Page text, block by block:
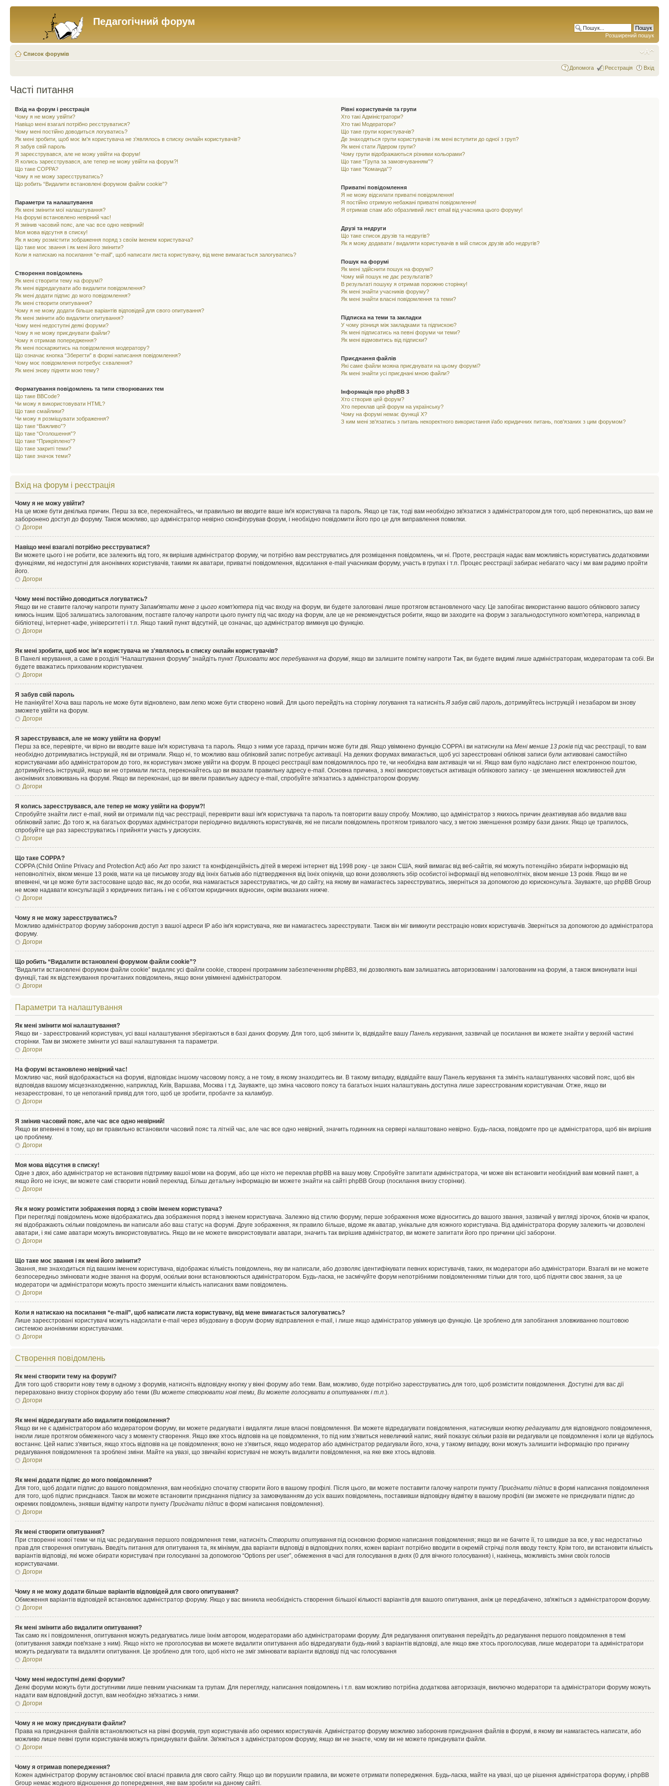
Педагогічний форум
Розширений пошук
Список форумів
Допомога Реєстрація Вхід
Часті питання
Вхід на форум і реєстрація
Чому я не можу увійти?
Навіщо мені взагалі потрібно реєструватися?
Чому мені постійно доводиться логуватись?
Як мені зробити, щоб моє ім'я користувача не з'являлось в списку онлайн користувачів?
Я забув свій пароль
Я зареєструвався, але не можу увійти на форум!
Я колись зареєструвався, але тепер не можу увійти на форум?!
Що таке COPPA?
Чому я не можу зареєструватись?
Що робить “Видалити встановлені форумом файли cookie”?
Параметри та налаштування
Як мені змінити мої налаштування?
На форумі встановлено невірний час!
Я змінив часовий пояс, але час все одно невірний!
Моя мова відсутня в списку!
Як я можу розмістити зображення поряд з своїм іменем користувача?
Що таке моє звання і як мені його змінити?
Коли я натискаю на посилання “e-mail”, щоб написати листа користувачу, від мене вимагається залогуватись?
Створення повідомлень
Як мені створити тему на форумі?
Як мені відредагувати або видалити повідомлення?
Як мені додати підпис до мого повідомлення?
Як мені створити опитування?
Чому я не можу додати більше варіантів відповідей для свого опитування?
Як мені змінити або видалити опитування?
Чому мені недоступні деякі форуми?
Чому я не можу приєднувати файли?
Чому я отримав попередження?
Як мені поскаржитись на повідомлення модератору?
Що означає кнопка “Зберегти” в формі написання повідомлення?
Чому моє повідомлення потребує схвалення?
Як мені знову підняти мою тему?
Форматування повідомлень та типи створюваних тем
Що таке BBCode?
Чи можу я використовувати HTML?
Що таке смайлики?
Чи можу я розміщувати зображення?
Що таке “Важливо”?
Що таке “Оголошення”?
Що таке “Прикріплено”?
Що таке закриті теми?
Що таке значок теми?
Рівні користувачів та групи
Хто такі Адміністратори?
Хто такі Модератори?
Що таке групи користувачів?
Де знаходяться групи користувачів і як мені вступити до одної з груп?
Як мені стати Лідером групи?
Чому групи відображаються різними кольорами?
Що таке “Група за замовчуванням”?
Що таке “Команда”?
Приватні повідомлення
Я не можу відсилати приватні повідомлення!
Я постійно отримую небажані приватні повідомлення!
Я отримав спам або образливий лист email від учасника цього форуму!
Друзі та недруги
Що таке список друзів та недругів?
Як я можу додавати / видаляти користувачів в мій список друзів або недругів?
Пошук на форумі
Як мені здійснити пошук на форумі?
Чому мій пошук не дає результатів?
В результаті пошуку я отримав порожню сторінку!
Як мені знайти учасників форуму?
Як мені знайти власні повідомлення та теми?
Підписка на теми та закладки
У чому різниця між закладками та підпискою?
Як мені підписатись на певні форуми чи теми?
Як мені відмовитись від підписки?
Приєднання файлів
Які саме файли можна приєднувати на цьому форумі?
Як мені знайти усі приєднані мною файли?
Інформація про phpBB 3
Хто створив цей форум?
Хто переклав цей форум на українську?
Чому на форумі немає функції X?
З ким мені зв'язатись з питань некоректного використання і/або юридичних питань, пов'язаних з цим форумом?
Вхід на форум і реєстрація
Чому я не можу увійти?
На це може бути декілька причин. Перш за все, переконайтесь, чи правильно ви вводите ваше ім'я користувача та пароль. Якщо це так, тоді вам необхідно зв'язатися з адміністратором для того, щоб переконатись, що вам не
заборонено доступ до форуму. Також можливо, що адміністратор невірно сконфігурував форум, і необхідно повідомити його про це для виправлення помилки.
Догори
Навіщо мені взагалі потрібно реєструватися?
Ви можете цього і не робити, все залежить від того, як вирішив адміністратор форуму, чи потрібно вам реєструватись для розміщення повідомлень, чи ні. Проте, реєстрація надає вам можливість користуватись додатковими
функціями, які недоступні для анонімних користувачів, такими як аватари, приватні повідомлення, відсилання e-mail учасникам форуму, участь в групах і т.п. Процес реєстрації забирає небагато часу і ми вам радимо пройти
його.
Догори
Чому мені постійно доводиться логуватись?
Якщо ви не ставите галочку напроти пункту Запам'ятати мене з цього комп'ютера під час входу на форум, ви будете залоговані лише протягом встановленого часу. Це запобігає використанню вашого облікового запису
кимось іншим. Щоб залишатись залогованим, поставте галочку напроти цього пункту під час входу на форум, але це не рекомендується робити, якщо ви заходите на форум з загальнодоступного комп'ютера, наприклад в
бібліотеці, інтернет-кафе, університеті і т.п. Якщо такий пункт відсутній, це означає, що адміністратор вимкнув цю функцію.
Догори
Як мені зробити, щоб моє ім'я користувача не з'являлось в списку онлайн користувачів?
В Панелі керування, а саме в розділі “Налаштування форуму” знайдіть пункт Приховати моє перебування на форумі, якщо ви залишите помітку напроти Так, ви будете видимі лише адміністраторам, модераторам та собі. Ви
будете вважатись прихованим користувачем.
Догори
Я забув свій пароль
Не панікуйте! Хоча ваш пароль не може бути відновлено, вам легко може бути створено новий. Для цього перейдіть на сторінку логування та натиснітьЯ забув свій пароль, дотримуйтесь інструкцій і незабаром ви знову
зможете увійти на форум.
Догори
Я зареєструвався, але не можу увійти на форум!
Перш за все, перевірте, чи вірно ви вводите ваше ім'я користувача та пароль. Якщо з ними усе гаразд, причин може бути дві. Якщо увімкнено функцію COPPA і ви натиснули на Мені менше 13 років під час реєстрації, то вам
необхідно дотримуватись інструкцій, які ви отримали. Якщо ні, то можливо ваш обліковий запис потребує активації. На деяких форумах вимагається, щоб усі зареєстровані облікові записи були активовані самостійно
користувачами або адміністратором до того, як користувач зможе увійти на форум. В процесі реєстрації вам повідомлялось про те, чи необхідна вам активація чи ні. Якщо вам було надіслано лист електронною поштою,
дотримуйтесь інструкцій, якщо ви не отримали листа, переконайтесь що ви вказали правильну адресу e-mail. Основна причина, з якої використовується активація облікового запису - це зменшення можливостей для
анонімних зловживань на форумі. Якщо ви переконані, що ви ввели правильну адресу e-mail, спробуйте зв'язатись з адміністратором форуму.
Догори
Я колись зареєструвався, але тепер не можу увійти на форум?!
Спробуйте знайти лист e-mail, який ви отримали під час реєстрації, перевірити ваші ім'я користувача та пароль та повторити вашу спробу. Можливо, що адміністратор з якихось причин деактивував або видалив ваш
обліковий запис. До того ж, на багатьох форумах адміністратори періодично видаляють користувачів, які не писали повідомлень протягом тривалого часу, з метою зменшення розміру бази даних. Якщо це трапилось,
спробуйте ще раз зареєструватись і прийняти участь у дискусіях.
Догори
Що таке COPPA?
COPPA (Child Online Privacy and Protection Act) або Акт про захист та конфіденційність дітей в мережі інтернет від 1998 року - це закон США, який вимагає від веб-сайтів, які можуть потенційно збирати інформацію від
неповнолітніх, віком менше 13 років, мати на це письмову згоду від їхніх батьків або підтвердження від їхніх опікунів, що вони дозволяють збір особистої інформації від неповнолітніх, віком менше 13 років. Якщо ви не
впевнені, чи це може бути застосоване щодо вас, як до особи, яка намагається зареєструватись, чи до сайту, на якому ви намагаєтесь зареєструватись, зверніться за допомогою до юрисконсульта. Зауважте, що phpBB Group
не може надавати консультацій з юридичних питань і не є об'єктом юридичних відносин, окрім вказаних нижче.
Догори
Чому я не можу зареєструватись?
Можливо адміністратор форуму заборонив доступ з вашої адреси IP або ім'я користувача, яке ви намагаєтесь зареєструвати. Також він міг вимкнути реєстрацію нових користувачів. Зверніться за допомогою до адміністратора
форуму.
Догори
Що робить “Видалити встановлені форумом файли cookie”?
“Видалити встановлені форумом файли cookie” видаляє усі файли cookie, створені програмним забезпеченням phpBB3, які дозволяють вам залишатись авторизованим і залогованим на форумі, а також виконувати інші
функції, такі як відстежування прочитаних повідомлень, якщо вони увімкнені адміністратором.
Догори
Параметри та налаштування
Як мені змінити мої налаштування?
Якщо ви - зареєстрований користувач, усі ваші налаштування зберігаються в базі даних форуму. Для того, щоб змінити їх, відвідайте вашу Панель керування, зазвичай це посилання ви можете знайти у верхній частині
сторінки. Там ви зможете змінити усі ваші налаштування та параметри.
Догори
На форумі встановлено невірний час!
Можливо час, який відображається на форумі, відповідає іншому часовому поясу, а не тому, в якому знаходитесь ви. В такому випадку, відвідайте вашу Панель керування та змініть налаштуваннях часовий пояс, щоб він
відповідав вашому місцезнаходженню, наприклад, Київ, Варшава, Москва і т.д. Зауважте, що зміна часового поясу та багатьох інших налаштувань доступна лише зареєстрованим користувачам. Отже, якщо ви
незареєстровані, то це непоганий привід для того, щоб це зробити, пробачте за каламбур.
Догори
Я змінив часовий пояс, але час все одно невірний!
Якщо ви впевнені в тому, що ви правильно встановили часовий пояс та літній час, але час все одно невірний, значить годинник на сервері налаштовано невірно. Будь-ласка, повідомте про це адміністратора, щоб він вирішив
цю проблему.
Догори
Моя мова відсутня в списку!
Одне з двох, або адміністратор не встановив підтримку вашої мови на форумі, або ще ніхто не переклав phpBB на вашу мову. Спробуйте запитати адміністратора, чи може він встановити необхідний вам мовний пакет, а
якщо його не існує, ви можете самі створити новий переклад. Більш детальну інформацію ви можете знайти на сайті phpBB Group (посилання внизу сторінки).
Догори
Як я можу розмістити зображення поряд з своїм іменем користувача?
При перегляді повідомлень може відображатись два зображення поряд з іменем користувача. Залежно від стилю форуму, перше зображення може відноситись до вашого звання, зазвичай у вигляді зірочок, блоків чи крапок,
які відображають скільки повідомлень ви написали або ваш статус на форумі. Друге зображення, як правило більше, відоме як аватар, унікальне для кожного користувача. Від адміністратора форуму залежить чи дозволені
аватари, і які саме аватари можуть використовуватись. Якщо ви не можете використовувати аватари, значить так вирішив адміністратор, ви можете запитати його про причини цієї заборони.
Догори
Що таке моє звання і як мені його змінити?
Звання, яке знаходиться під вашим іменем користувача, відображає кількість повідомлень, яку ви написали, або дозволяє ідентифікувати певних користувачів, таких, як модератори або адміністратори. Взагалі ви не можете
безпосередньо змінювати жодне звання на форумі, оскільки вони встановлюються адміністратором. Будь-ласка, не засмічуйте форум непотрібними повідомленнями тільки для того, щоб підняти своє звання, за це
модератори чи адміністратори можуть просто зменшити кількість написаних вами повідомлень.
Догори
Коли я натискаю на посилання “e-mail”, щоб написати листа користувачу, від мене вимагається залогуватись?
Лише зареєстровані користувачі можуть надсилати e-mail через вбудовану в форум форму відправлення e-mail, і лише якщо адміністратор увімкнув цю функцію. Це зроблено для запобігання зловживанню поштовою
системою анонімними користувачами.
Догори
Створення повідомлень
Як мені створити тему на форумі?
Для того щоб створити нову тему в одному з форумів, натисніть відповідну кнопку у вікні форуму або теми. Вам, можливо, буде потрібно зареєструватись для того, щоб розмістити повідомлення. Доступні для вас дії
перераховано внизу сторінок форуму або теми (Ви можете створювати нові теми, Ви можете голосувати в опитуваннях і т.п.).
Догори
Як мені відредагувати або видалити повідомлення?
Якщо ви не є адміністратором або модератором форуму, ви можете редагувати і видаляти лише власні повідомлення. Ви можете відредагувати повідомлення, натиснувши кнопку редагувати для відповідного повідомлення,
інколи лише протягом обмеженого часу з моменту створення. Якщо вже хтось відповів на це повідомлення, то під ним з'явиться невеличкий напис, який показує скільки разів ви редагували це повідомлення і коли це відбулось
востаннє. Цей напис з'явиться, якщо хтось відповів на це повідомлення; воно не з'явиться, якщо модератор або адміністратор редагували його, хоча, у такому випадку, вони можуть залишити інформацію про причину
редагування повідомлення та зроблені зміни. Майте на увазі, що звичайні користувачі не можуть видалити повідомлення, на яке вже хтось відповів.
Догори
Як мені додати підпис до мого повідомлення?
Для того, щоб додати підпис до вашого повідомлення, вам необхідно спочатку створити його в вашому профілі. Після цього, ви можете поставити галочку напроти пункту Приєднати підпис в формі написання повідомлення
для того, щоб підпис приєднався. Також ви можете встановити приєднання підпису за замовчуванням до усіх ваших повідомлень, поставивши відповідну відмітку в вашому профілі (ви зможете не приєднувати підпис до
окремих повідомлень, знявши відмітку напроти пункту Приєднати підпис в формі написання повідомлення).
Догори
Як мені створити опитування?
При створенні нової теми чи під час редагування першого повідомлення теми, натисніть Створити опитування під основною формою написання повідомлення; якщо ви не бачите її, то швидше за все, у вас недостатньо
прав для створення опитувань. Введіть питання для опитування та, як мінімум, два варіанти відповіді в відповідних полях, кожен варіант потрібно вводити в окремій стрічці поля вводу тексту. Крім того, ви встановити кількість
варіантів відповіді, які може обирати користувачі при голосуванні за допомогою “Options per user”, обмеження в часі для голосування в днях (0 для вічного голосування) і, накінець, можливість зміни своїх голосів
користувачами.
Догори
Чому я не можу додати більше варіантів відповідей для свого опитування?
Обмеження варіантів відповідей встановлює адміністратор форуму. Якщо у вас виникла необхідність створення більшої кількості варіантів для вашого опитування, аніж це передбачено, зв'яжіться з адміністратором форуму.
Догори
Як мені змінити або видалити опитування?
Так само як і повідомлення, опитування можуть редагуватись лише їхнім автором, модераторами або адміністраторами форуму. Для редагування опитування перейдіть до редагування першого повідомлення в темі
(опитування завжди пов'язане з ним). Якщо ніхто не проголосував ви можете видалити опитування або відредагувати будь-який з варіантів відповіді, але якщо вже хтось проголосував, лише модератори та адміністратори
можуть редагувати та видаляти опитування. Це зроблено для того, щоб ніхто не зміг змінювати варіанти відповіді під час голосування
Догори
Чому мені недоступні деякі форуми?
Деякі форуми можуть бути доступними лише певним учасникам та групам. Для перегляду, написання повідомлень і т.п. вам можливо потрібна додаткова авторизація, виключно модератори та адміністратори форуму можуть
надати вам відповідний доступ, вам необхідно зв'язатись з ними.
Догори
Чому я не можу приєднувати файли?
Права на приєднання файлів встановлюються на рівні форумів, груп користувачів або окремих користувачів. Адміністратор форуму можливо заборонив приєднання файлів в форумі, в якому ви намагаєтесь написати, або
можливо лише певні групи користувачів можуть приєднувати файли. Зв'яжіться з адміністратором форуму, якщо ви не знаєте, чому ви не можете приєднувати файли.
Догори
Чому я отримав попередження?
Кожен адміністратор форуму встановлює свої власні правила для свого сайту. Якщо що ви порушили правила, ви можете отримати попередження. Будь-ласка, майте на увазі, що це рішення адміністратора форуму, і phpBB
Group немає жодного відношення до попередження, яке вам зробили на даному сайті.